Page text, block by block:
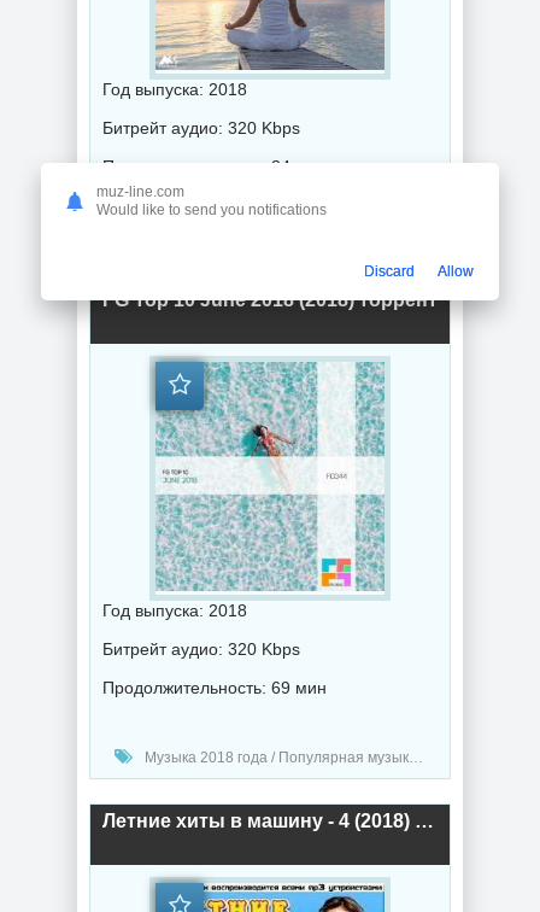
Год выпуска: 2018
Битрейт аудио: 320 Kbps
Продолжительность: 84 мин
FG Top 10 June 2018 (2018) торрент
Год выпуска: 2018
Битрейт аудио: 320 Kbps
Продолжительность: 69 мин
Музыка 2018 года / Популярная музыка / Электронная музыка / Хаус музыка
Летние хиты в машину - 4 (2018) торрент
muz-line.com
Would like to send you notifications
Discard Allow